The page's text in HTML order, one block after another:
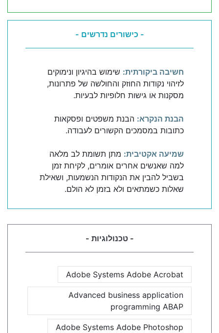
- כישורים נדרשים -
חשיבה ביקורתית: שימוש בהיגיון ונימוקים
לזיהוי נקודות החוזק והחולשה של פתרונות,
מסקנות או גישות חלופיות לבעיות.
הבנת הנקרא: הבנת משפטים ופסקאות
כתובות במסמכים הקשורים לעבודה.
שמיעה אקטיבית: מתן תשומת לב מלאה
למה שאנשים אחרים אומרים, לקיחת זמן
בשביל להבין את הנקודות הנשמעות, ושאילת
שאלות כשמתאים ולא בזמן לא הולם.
- טכנולוגיות -
Adobe Systems Adobe Acrobat
Advanced business application
programming ABAP
Adobe Systems Adobe Photoshop